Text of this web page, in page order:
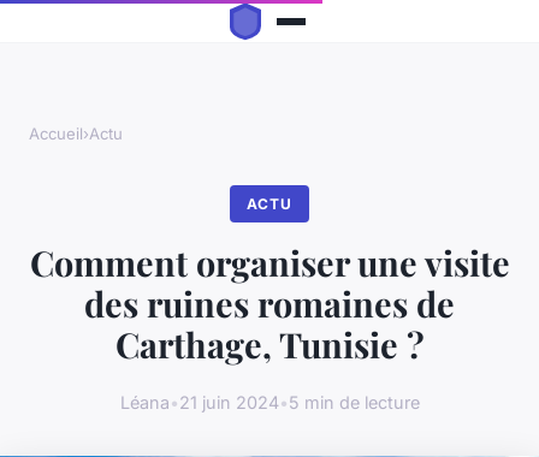
Accueil›Actu
ACTU
Comment organiser une visite
des ruines romaines de
Carthage, Tunisie ?
Léana•21 juin 2024•5 min de lecture